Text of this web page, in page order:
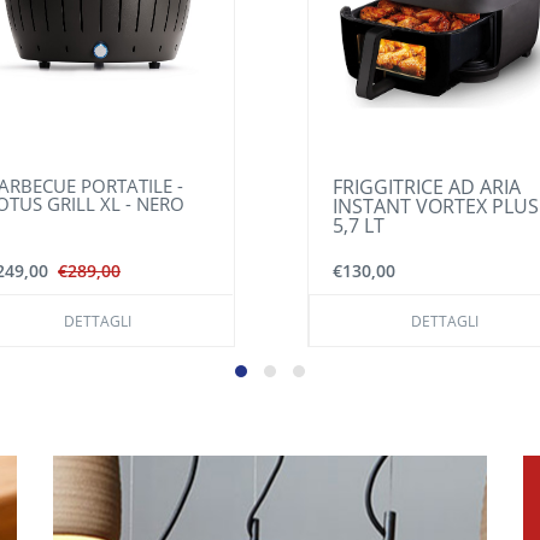
AD ARIA
VORTEX PLUS
DETTAGLI
COOK EXPERT
MAGIMIX - NERO
€1.400,00
DETTAGLI